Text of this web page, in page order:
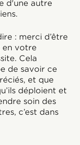
d'une autre
: merci d’être
en votre
Cela
de savoir ce
et que
déploient et
soin des
c’est dans